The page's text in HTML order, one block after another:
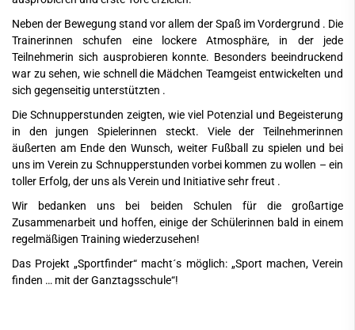
Neben der Bewegung stand vor allem der Spaß im Vordergrund . Die
Trainerinnen schufen eine lockere Atmosphäre, in der jede
Teilnehmerin sich ausprobieren konnte. Besonders beeindruckend
war zu sehen, wie schnell die Mädchen Teamgeist entwickelten und
sich gegenseitig unterstützten .
Die Schnupperstunden zeigten, wie viel Potenzial und Begeisterung
in den jungen Spielerinnen steckt. Viele der Teilnehmerinnen
äußerten am Ende den Wunsch, weiter Fußball zu spielen und bei
uns im Verein zu Schnupperstunden vorbei kommen zu wollen – ein
toller Erfolg, der uns als Verein und Initiative sehr freut .
Wir bedanken uns bei beiden Schulen für die großartige
Zusammenarbeit und hoffen, einige der Schülerinnen bald in einem
regelmäßigen Training wiederzusehen!
Das Projekt „Sportfinder“ macht´s möglich: „Sport machen, Verein
finden … mit der Ganztagsschule“!